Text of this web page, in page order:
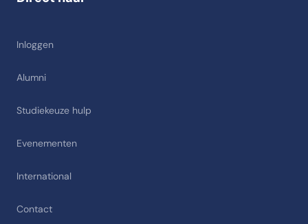
Inloggen
Alumni
Studiekeuze hulp
Evenementen
International
Contact